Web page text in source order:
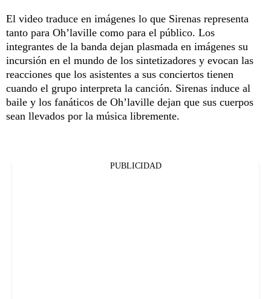
El video traduce en imágenes lo que Sirenas representa
tanto para Oh’laville como para el público. Los
integrantes de la banda dejan plasmada en imágenes su
incursión en el mundo de los sintetizadores y evocan las
reacciones que los asistentes a sus conciertos tienen
cuando el grupo interpreta la canción. Sirenas induce al
baile y los fanáticos de Oh’laville dejan que sus cuerpos
sean llevados por la música libremente.
PUBLICIDAD